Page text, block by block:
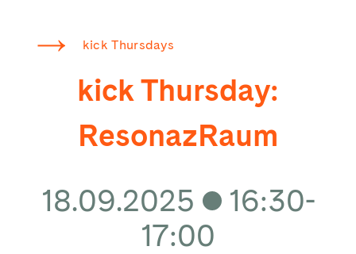
kick Thursdays
kick Thursday:
ResonazRaum
18.09.2025
16:30-
17:00